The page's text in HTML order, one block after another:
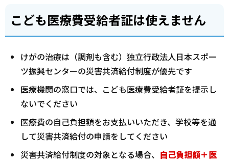
こども医療費受給者証は使えません
けがの治療は（調剤も含む）独立行政法人日本スポー
ツ振興センターの災害共済給付制度が優先です
医療機関の窓口では、こども医療費受給者証を提示し
ないでください
医療費の自己負担額をお支払いいただき、学校等を通
して災害共済給付の申請をしてください
災害共済給付制度の対象となる場合、 自己負担額＋医